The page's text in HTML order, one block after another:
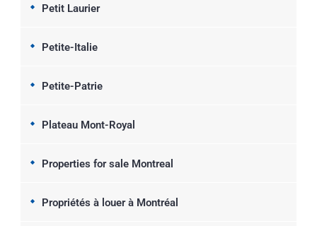
Petit Laurier
Petite-Italie
Petite-Patrie
Plateau Mont-Royal
Properties for sale Montreal
Propriétés à louer à Montréal